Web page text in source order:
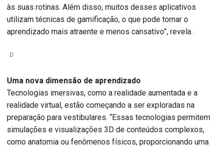
às suas rotinas. Além disso, muitos desses aplicativos
utilizam técnicas de gamificação, o que pode tornar o
aprendizado mais atraente e menos cansativo”, revela.
D
Uma nova dimensão de aprendizado
Tecnologias imersivas, como a realidade aumentada e a
realidade virtual, estão começando a ser exploradas na
preparação para vestibulares. “Essas tecnologias permitem
simulações e visualizações 3D de conteúdos complexos,
como anatomia ou fenômenos físicos, proporcionando uma